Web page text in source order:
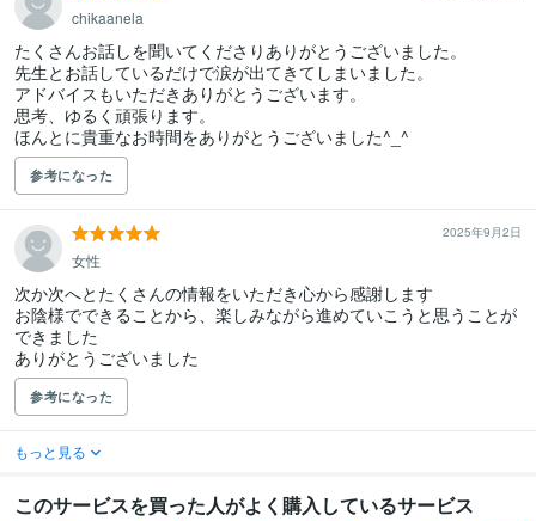
chikaanela
たくさんお話しを聞いてくださりありがとうございました。
先生とお話しているだけで涙が出てきてしまいました。
アドバイスもいただきありがとうございます。
思考、ゆるく頑張ります。
ほんとに貴重なお時間をありがとうございました^_^
参考になった
2025年9月2日
女性
次か次へとたくさんの情報をいただき心から感謝します
お陰様でできることから、楽しみながら進めていこうと思うことが
できました
ありがとうございました
参考になった
もっと見る
このサービスを買った人がよく購入しているサービス